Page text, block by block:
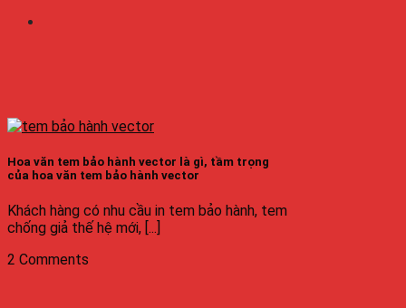
Hoa văn tem bảo hành vector là gì, tầm trọng
của hoa văn tem bảo hành vector
Khách hàng có nhu cầu in tem bảo hành, tem
chống giả thế hệ mới, [...]
2 Comments